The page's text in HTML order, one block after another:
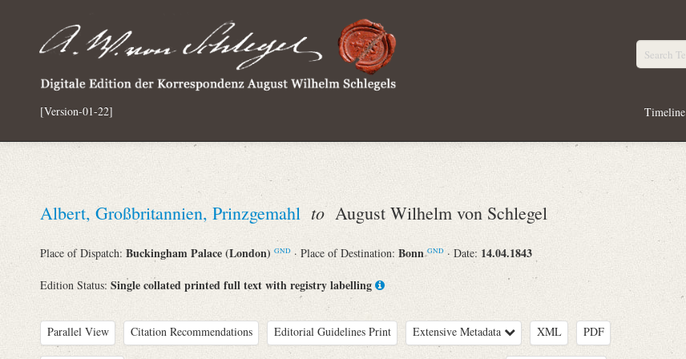
[Version-01-22] Timeline
Albert, Großbritannien, Prinzgemahl toAugust Wilhelm von Schlegel
Place of Dispatch: Buckingham Palace (London) GND · Place of Destination: BonnGND · Date: 14.04.1843
Edition Status: Single collated printed full text with registry labelling
Parallel View Citation Recommendations Editorial Guidelines Print Extensive Metadata XML PDF